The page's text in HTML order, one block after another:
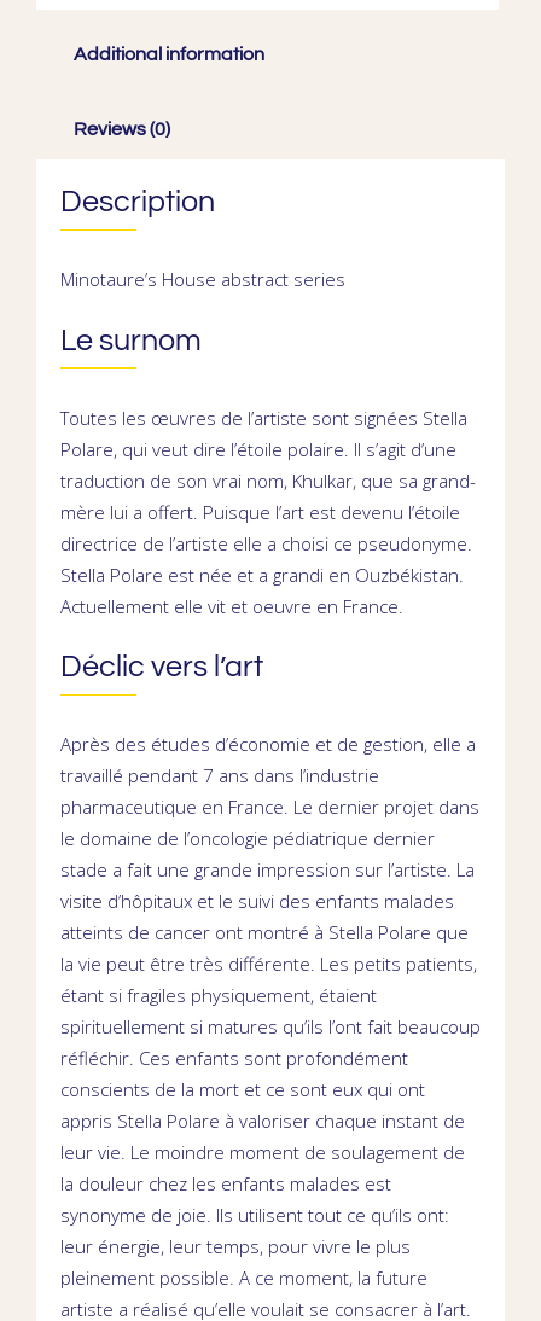
Additional information
Reviews (0)
Description
Minotaure’s House abstract series
Le surnom
Toutes les œuvres de l’artiste sont signées Stella
Polare, qui veut dire l’étoile polaire. Il s’agit d’une
traduction de son vrai nom, Khulkar, que sa grand-
mère lui a offert. Puisque l’art est devenu l’étoile
directrice de l’artiste elle a choisi ce pseudonyme.
Stella Polare est née et a grandi en Ouzbékistan.
Actuellement elle vit et oeuvre en France.
Déclic vers l’art
Après des études d’économie et de gestion, elle a
travaillé pendant 7 ans dans l’industrie
pharmaceutique en France. Le dernier projet dans
le domaine de l’oncologie pédiatrique dernier
stade a fait une grande impression sur l’artiste. La
visite d’hôpitaux et le suivi des enfants malades
atteints de cancer ont montré à Stella Polare que
la vie peut être très différente. Les petits patients,
étant si fragiles physiquement, étaient
spirituellement si matures qu’ils l’ont fait beaucoup
réfléchir. Ces enfants sont profondément
conscients de la mort et ce sont eux qui ont
appris Stella Polare à valoriser chaque instant de
leur vie. Le moindre moment de soulagement de
la douleur chez les enfants malades est
synonyme de joie. Ils utilisent tout ce qu’ils ont:
leur énergie, leur temps, pour vivre le plus
pleinement possible. A ce moment, la future
artiste a réalisé qu’elle voulait se consacrer à l’art.